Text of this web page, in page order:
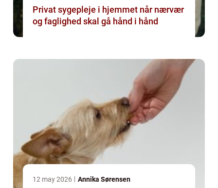
Privat sygepleje i hjemmet når nærvær
og faglighed skal gå hånd i hånd
12 may 2026 Annika Sørensen